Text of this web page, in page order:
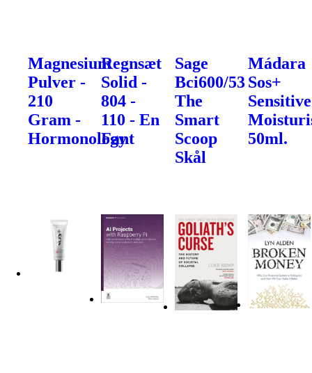
Magnesium
Pulver -
210
Gram -
Hormonology
Regnsæt
Solid -
804 -
110 - En
Fant
Sage
Bci600/53
The
Smart
Scoop
Skål
Mádara
Sos+
Sensitive
50ml.